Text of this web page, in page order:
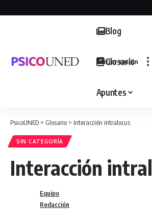
Blog
Glosario
Apuntes
Iniciar sesión
PsicoUNED > Glosario > Interacción intralocus
SIN CATEGORÍA
Interacción
Equipo
Redacción